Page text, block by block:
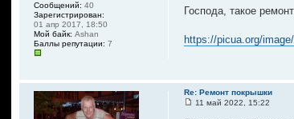
Господа, такое
https://picua.org/
Сообщений: 40
Зарегистрирован:
01 апр 2017, 18:50
Мой байк: Ashan
Баллы репутации: 7
Re: Ремонт покрышки
11 май 2022, 15:22